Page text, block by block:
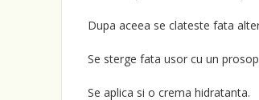
Dupa aceea se clateste fata
Se sterge fata usor cu un
Se aplica si o crema hidratanta.